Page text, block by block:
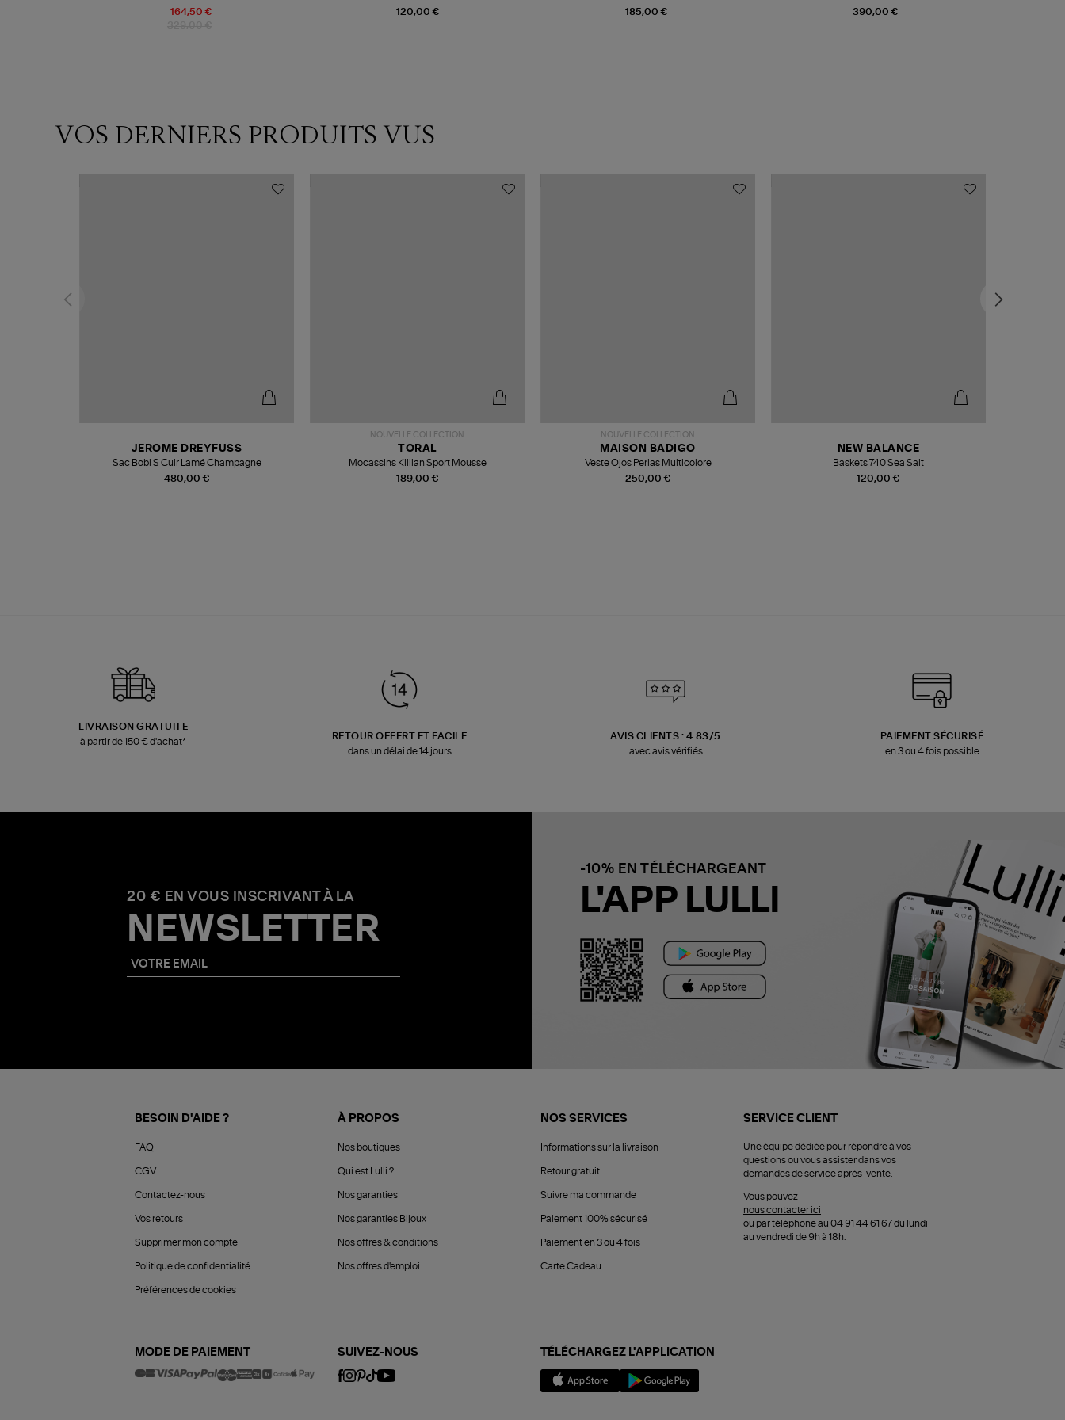
164,50 € 120,00 € 185,00 € 390,00 €
VOS DERNIERS PRODUITS VUS
480,00 €
JEROME DREYFUSS
Sac Bobi S Cuir Lamé Champagne
NOUVELLE COLLECTION
189,00 €
TORAL
Mocassins Killian Sport Mousse
NOUVELLE COLLECTION
250,00 €
MAISON BADIGO
Veste Ojos Perlas Multicolore
120,00 €
NEW BALANCE
Baskets 740 Sea Salt
LIVRAISON GRATUITE
à partir de 150 € d'achat*
RETOUR OFFERT ET FACILE
dans un délai de 14 jours
AVIS CLIENTS : 4.83/5
avec avis vérifiés
PAIEMENT SÉCURISÉ
en 3 ou 4 fois possible
20 € EN VOUS INSCRIVANT À LA
NEWSLETTER
-10% EN TÉLÉCHARGEANT
L'APP LULLI
BESOIN D'AIDE ?
FAQ
CGV
Contactez-nous
Vos retours
Supprimer mon compte
Politique de confidentialité
Préférences de cookies
À PROPOS
Nos boutiques
Qui est Lulli ?
Nos garanties
Nos garanties Bijoux
Nos offres & conditions
Nos offres d'emploi
NOS SERVICES
Informations sur la livraison
Retour gratuit
Suivre ma commande
Paiement 100% sécurisé
Paiement en 3 ou 4 fois
Carte Cadeau
SERVICE CLIENT
Une équipe dédiée pour répondre à vos
questions ou vous assister dans vos
demandes de service après-vente.
Vous pouvez
nous contacter ici
ou par téléphone au 04 91 44 61 67 du lundi
au vendredi de 9h à 18h.
MODE DE PAIEMENT SUIVEZ-NOUS TÉLÉCHARGEZ L'APPLICATION